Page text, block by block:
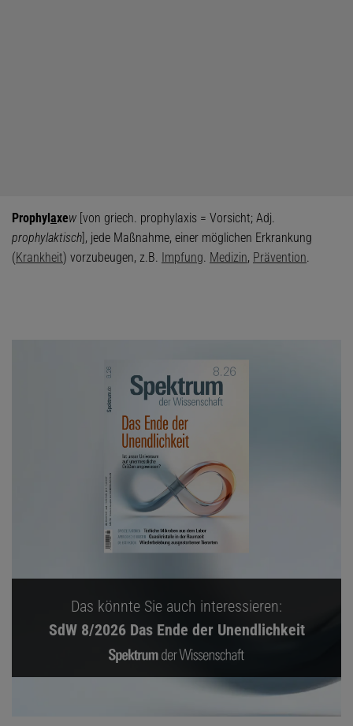
Prophylaxew [von griech. prophylaxis = Vorsicht; Adj.
prophylaktisch], jede Maßnahme, einer möglichen Erkrankung
(Krankheit) vorzubeugen, z.B. Impfung. Medizin, Prävention.
Das könnte Sie auch interessieren:
SdW 8/2026 Das Ende der Unendlichkeit